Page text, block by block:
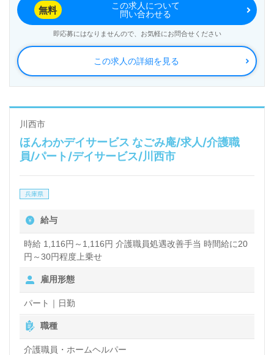
この求人の詳細を見る
無料
この求人について
問い合わせる
即応募にはなりませんので、お気軽にお問合せください
川西市
ほんわかデイサービス なごみ庵/求人/介護職
員/パート/デイサービス/川西市
兵庫県
給与
時給 1,116円～1,116円 介護職員処遇改善手当 時間給に20
円～30円程度上乗せ
雇用形態
パート｜日勤
職種
介護職員・ホームヘルパー